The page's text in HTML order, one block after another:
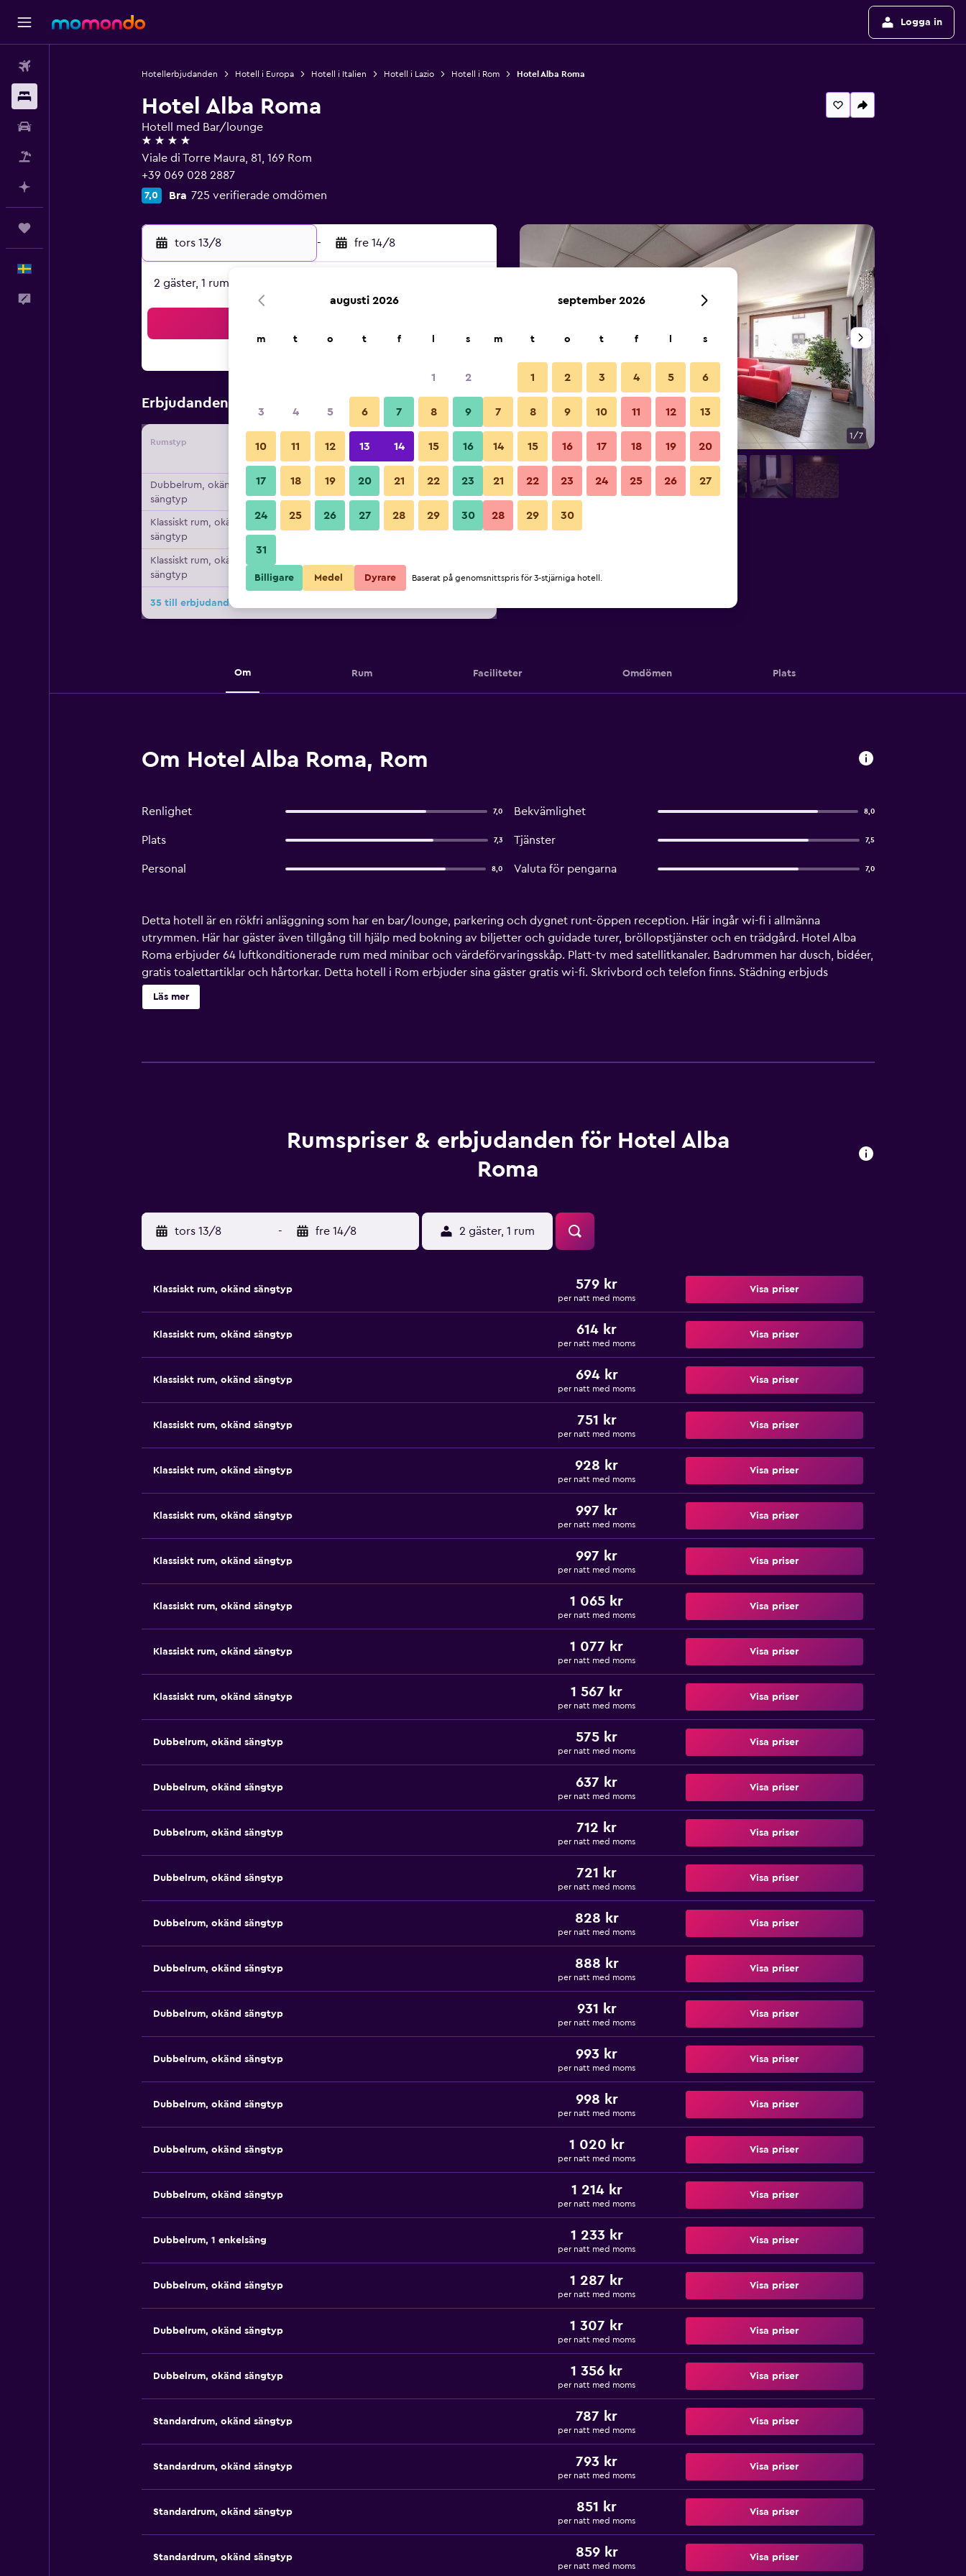
Logga in
Hotellerbjudanden Hotell i Europa Hotell i Italien Hotell i Lazio Hotell i Rom Hotel Alba Roma
Hotel Alba Roma
Hotell med Bar/lounge
4 stjärnor
Viale di Torre Maura, 81, 169 Rom
+39 069 028 2887
7,0 Bra 725 verifierade omdömen
tors 13/8 - fre 14/8
2 gäster, 1 rum
Erbjudanden från Billigaste Pris per natt
Rumstyp Leverantör
Per natt
Dubbelrum, okänd
sängtyp
575 kr Visa erbjudande
Klassiskt rum, okänd
sängtyp
579 kr Visa erbjudande
Klassiskt rum, okänd
sängtyp
614 kr
35 till erbjudanden för Hotel Alba Roma
Lobby 1/7
Bilder från Hotel Alba Roma
Om Rum Faciliteter Omdömen Plats
Om Hotel Alba Roma, Rom
Renlighet 7,0 Bekvämlighet 8,0
Plats 7,3 Tjänster 7,5
Personal 8,0 Valuta för pengarna 7,0
Detta hotell är en rökfri anläggning som har en bar/lounge, parkering och dygnet runt-öppen reception. Här ingår wi-fi i allmänna
utrymmen. Här har gäster även tillgång till hjälp med bokning av biljetter och guidade turer, bröllopstjänster och en trädgård. Hotel Alba
Roma erbjuder 64 luftkonditionerade rum med minibar och värdeförvaringsskåp. Platt-tv med satellitkanaler. Badrummen har dusch, bidéer,
gratis toalettartiklar och hårtorkar. Detta hotell i Rom erbjuder sina gäster gratis wi-fi. Skrivbord och telefon finns. Städning erbjuds
dagligen och strykjärn/strykbräda kan fås på begäran.
Läs mer
Rumspriser & erbjudanden för Hotel Alba
Roma
tors 13/8 - fre 14/8 2 gäster, 1 rum
Klassiskt rum, okänd sängtyp 579 kr
per natt med moms
Visa priser
Klassiskt rum, okänd sängtyp 614 kr
per natt med moms
Visa priser
Klassiskt rum, okänd sängtyp 694 kr
per natt med moms
Visa priser
Klassiskt rum, okänd sängtyp 751 kr
per natt med moms
Visa priser
Klassiskt rum, okänd sängtyp 928 kr
per natt med moms
Visa priser
Klassiskt rum, okänd sängtyp 997 kr
per natt med moms
Visa priser
Klassiskt rum, okänd sängtyp 997 kr
per natt med moms
Visa priser
Klassiskt rum, okänd sängtyp 1 065 kr
per natt med moms
Visa priser
Klassiskt rum, okänd sängtyp 1 077 kr
per natt med moms
Visa priser
Klassiskt rum, okänd sängtyp 1 567 kr
per natt med moms
Visa priser
Dubbelrum, okänd sängtyp 575 kr
per natt med moms
Visa priser
Dubbelrum, okänd sängtyp 637 kr
per natt med moms
Visa priser
Dubbelrum, okänd sängtyp 712 kr
per natt med moms
Visa priser
Dubbelrum, okänd sängtyp 721 kr
per natt med moms
Visa priser
Dubbelrum, okänd sängtyp 828 kr
per natt med moms
Visa priser
Dubbelrum, okänd sängtyp 888 kr
per natt med moms
Visa priser
Dubbelrum, okänd sängtyp 931 kr
per natt med moms
Visa priser
Dubbelrum, okänd sängtyp 993 kr
per natt med moms
Visa priser
Dubbelrum, okänd sängtyp 998 kr
per natt med moms
Visa priser
Dubbelrum, okänd sängtyp 1 020 kr
per natt med moms
Visa priser
Dubbelrum, okänd sängtyp 1 214 kr
per natt med moms
Visa priser
Dubbelrum, 1 enkelsäng 1 233 kr
per natt med moms
Visa priser
Dubbelrum, okänd sängtyp 1 287 kr
per natt med moms
Visa priser
Dubbelrum, okänd sängtyp 1 307 kr
per natt med moms
Visa priser
Dubbelrum, okänd sängtyp 1 356 kr
per natt med moms
Visa priser
Standardrum, okänd sängtyp 787 kr
per natt med moms
Visa priser
Standardrum, okänd sängtyp 793 kr
per natt med moms
Visa priser
Standardrum, okänd sängtyp 851 kr
per natt med moms
Visa priser
Standardrum, okänd sängtyp 859 kr
per natt med moms
Visa priser
augusti 2026
m t o t f s
1 2
3 4 5 6 7 8 9
10 11 12 13 14 15 16
17 18 19 20 21 22 23
24 25 26 27 28 29 30
31
september 2026
m t o t f s
1 2 3 4 5 6
7 8 9 10 11 12 13
14 15 16 17 18 19 20
21 22 23 24 25 26 27
28 29 30
Billigare Medel Dyrare Baserat på genomsnittspris för 3-stjärniga hotell.